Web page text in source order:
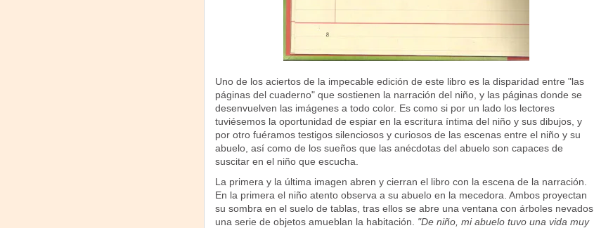
Uno de los aciertos de la impecable edición de este libro es la disparidad entre "las
páginas del cuaderno" que sostienen la narración del niño, y las páginas donde se
desenvuelven las imágenes a todo color. Es como si por un lado los lectores
tuviésemos la oportunidad de espiar en la escritura íntima del niño y sus dibujos, y
por otro fuéramos testigos silenciosos y curiosos de las escenas entre el niño y su
abuelo, así como de los sueños que las anécdotas del abuelo son capaces de
suscitar en el niño que escucha.
La primera y la última imagen abren y cierran el libro con la escena de la narración.
En la primera el niño atento observa a su abuelo en la mecedora. Ambos proyectan
su sombra en el suelo de tablas, tras ellos se abre una ventana con árboles nevados,
una serie de objetos amueblan la habitación. "De niño, mi abuelo tuvo una vida muy